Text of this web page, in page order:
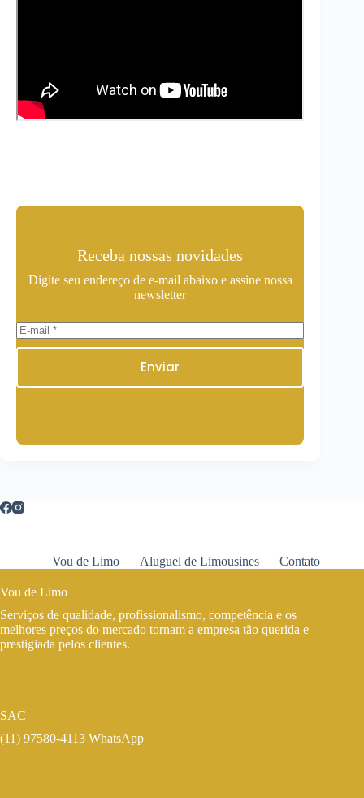
Receba nossas novidades
Digite seu endereço de e-mail abaixo e assine nossa
newsletter
Enviar
Vou de Limo Aluguel de Limousines Contato
Vou de Limo
Serviços de qualidade, profissionalismo, competência e os
melhores preços do mercado tornam a empresa tão querida e
prestigiada pelos clientes.
SAC
(11) 97580-4113 WhatsApp